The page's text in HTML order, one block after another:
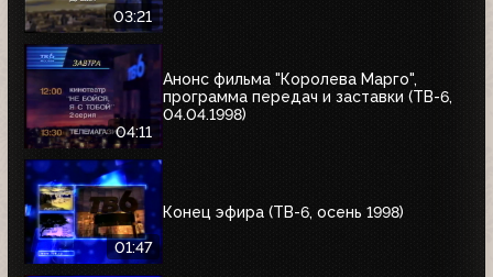
03:21
04:11
Анонс фильма "Королева Марго",
программа передач и заставки (ТВ-6,
04.04.1998)
01:47
Конец эфира (ТВ-6, осень 1998)